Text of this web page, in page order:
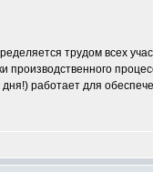
трудом всех
производственного
работает для